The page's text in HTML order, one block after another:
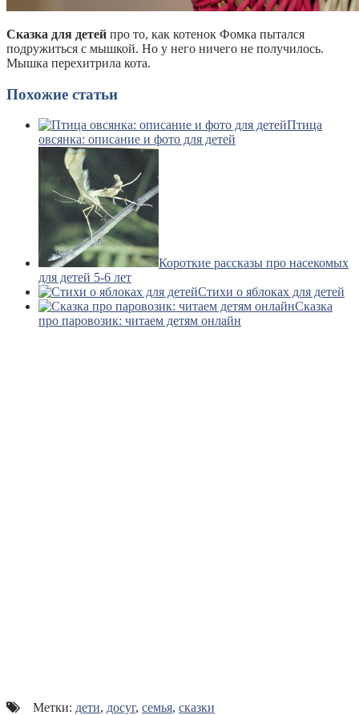
Сказка для детей про то, как котенок Фомка пытался
подружиться с мышкой. Но у него ничего не получилось.
Мышка перехитрила кота.
Похожие статьи
Птица
овсянка: описание и фото для детей
Короткие рассказы про насекомых
для детей 5-6 лет
Стихи о яблоках для детей
Сказка
про паровозик: читаем детям онлайн
Метки: дети, досуг, семья, сказки